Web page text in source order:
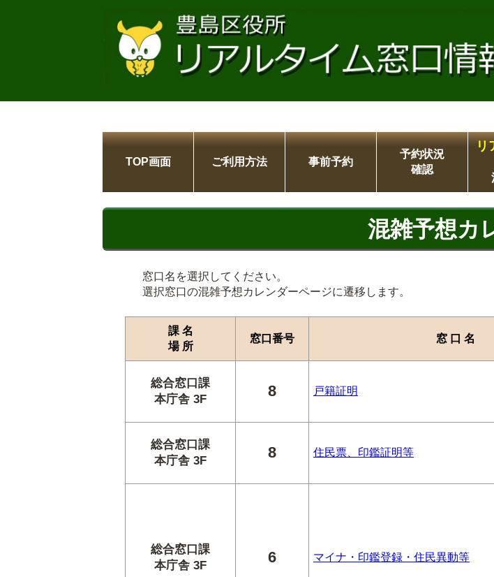
TOP画面 ご利用方法 事前予約
予約状況
確認
リ
混雑予想カ
窓口名を選択してください。
選択窓口の混雑予想カレンダーページに遷移します。
課 名
場 所
窓口番号 窓 口 名
総合窓口課
本庁舎 3F
8 戸籍証明
総合窓口課
本庁舎 3F
8 住民票、印鑑証明等
総合窓口課
本庁舎 3F
6 マイナ・印鑑登録・住民異動等